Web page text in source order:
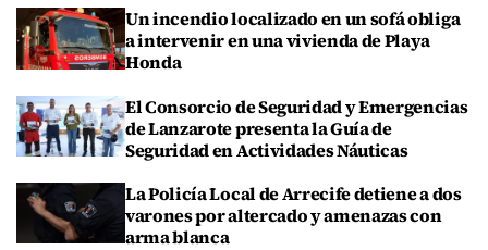
Un incendio localizado en un sofá obliga
a intervenir en una vivienda de Playa
Honda
El Consorcio de Seguridad y Emergencias
de Lanzarote presenta la Guía de
Seguridad en Actividades Náuticas
La Policía Local de Arrecife detiene a dos
varones por altercado y amenazas con
arma blanca